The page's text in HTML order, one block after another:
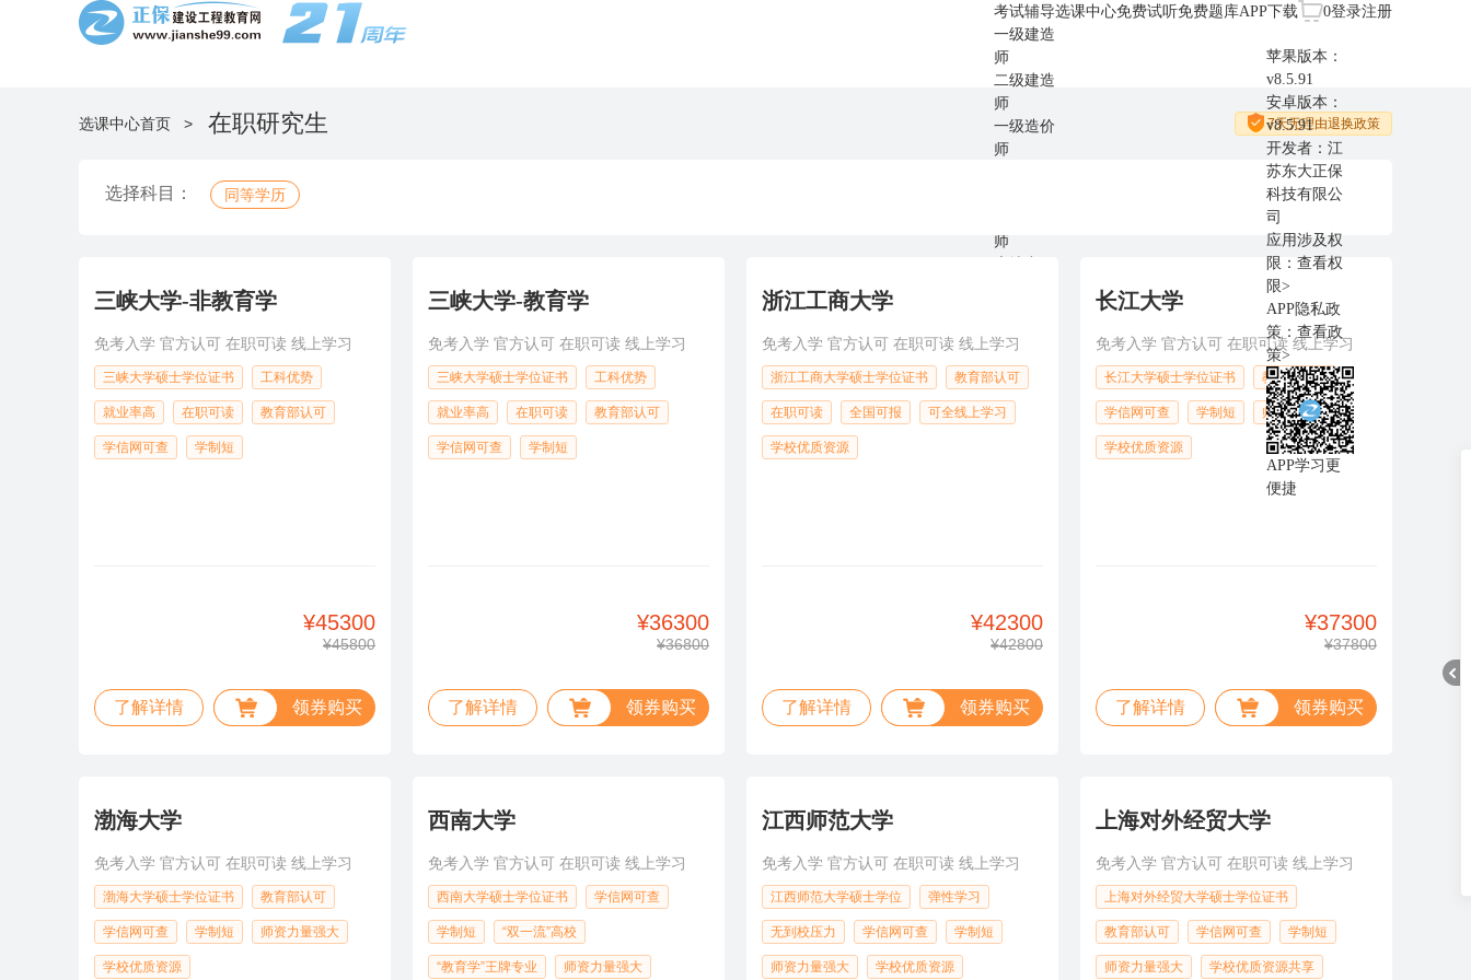
登录注册
考试辅导
一级建造
师
二级建造
师
一级造价
师
师
师
中级安全
师
选课中心免费试听免费题库APP下载
苹果版本：
v8.5.91
安卓版本：
v8.5.91
开发者：江
苏东大正保
科技有限公
司
应用涉及权
限： 查看权
限>
APP隐私政
策： 查看政
策>
APP学习更
便捷
0
选课中心首页 > 在职研究生 7天无理由退换政策
选择科目： 同等学历
三峡大学-非教育学
免考入学 官方认可 在职可读 线上学习
三峡大学硕士学位证书 工科优势
就业率高 在职可读 教育部认可
学信网可查 学制短
¥45300
¥45800
了解详情 领券购买
三峡大学-教育学
免考入学 官方认可 在职可读 线上学习
三峡大学硕士学位证书 工科优势
就业率高 在职可读 教育部认可
学信网可查 学制短
¥36300
¥36800
了解详情 领券购买
浙江工商大学
免考入学 官方认可 在职可读 线上学习
浙江工商大学硕士学位证书 教育部认可
在职可读 全国可报 可全线上学习
学校优质资源
¥42300
¥42800
了解详情 领券购买
长江大学
免考入学 官方认可 在职可读 线上学习
长江大学硕士学位证书 教育部认可
学信网可查 学制短 师资力量强大
学校优质资源
¥37300
¥37800
了解详情 领券购买
渤海大学
免考入学 官方认可 在职可读 线上学习
渤海大学硕士学位证书 教育部认可
学信网可查 学制短 师资力量强大
学校优质资源
西南大学
免考入学 官方认可 在职可读 线上学习
西南大学硕士学位证书 学信网可查
学制短 “双一流”高校
“教育学”王牌专业 师资力量强大
江西师范大学
免考入学 官方认可 在职可读 线上学习
江西师范大学硕士学位 弹性学习
无到校压力 学信网可查 学制短
师资力量强大 学校优质资源
上海对外经贸大学
免考入学 官方认可 在职可读 线上学习
上海对外经贸大学硕士学位证书
教育部认可 学信网可查 学制短
师资力量强大 学校优质资源共享